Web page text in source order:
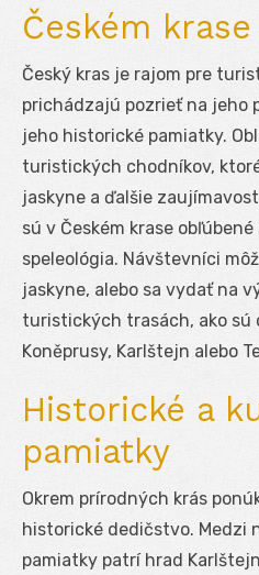
Českém krase
Český kras je rajom pre
prichádzajú pozrieť na jeho
jeho historické pamiatky.
turistických chodníkov,
jaskyne a ďalšie
sú v Českém krase
speleológia. Návštevníci
jaskyne, alebo sa vydať na
turistických trasách, ako sú
Koněprusy, Karlštejn alebo
Historické a
pamiatky
Okrem prírodných krás
historické dedičstvo. Medzi
pamiatky patrí hrad